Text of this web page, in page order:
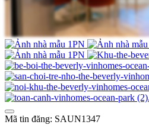
Mã tin đăng: SAUN1347